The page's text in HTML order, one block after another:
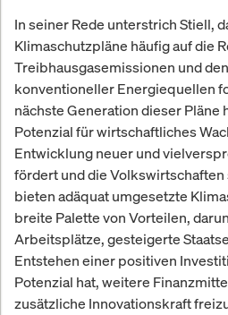
In seiner Rede unterstrich Stiell,
Klimaschutzpläne häufig auf die
Treibhausgasemissionen und
konventioneller Energiequellen
nächste Generation dieser Pläne
Potenzial für wirtschaftliches
Entwicklung neuer und
fördert und die Volkswirtschaften
bieten adäquat umgesetzte
breite Palette von Vorteilen,
Arbeitsplätze, gesteigerte
Entstehen einer positiven
Potenzial hat, weitere
zusätzliche Innovationskraft